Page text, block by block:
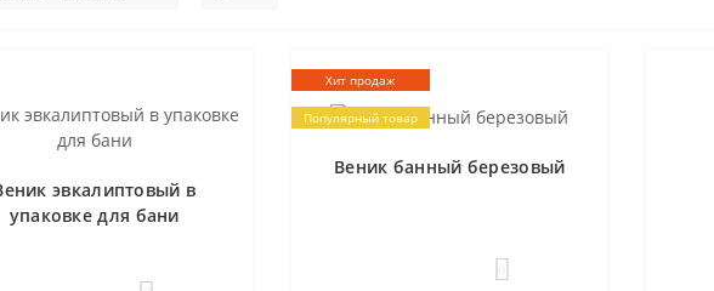
эвкалиптовый в
упаковке для бани
Хит продаж
Популярный товар
Веник банный березовый